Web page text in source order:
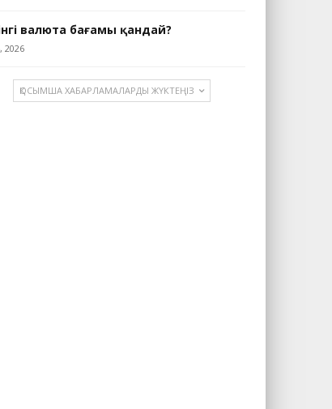
валюта бағамы қандай?
2026
ҚОСЫМША ХАБАРЛАМАЛАРДЫ ЖҮКТЕҢІЗ